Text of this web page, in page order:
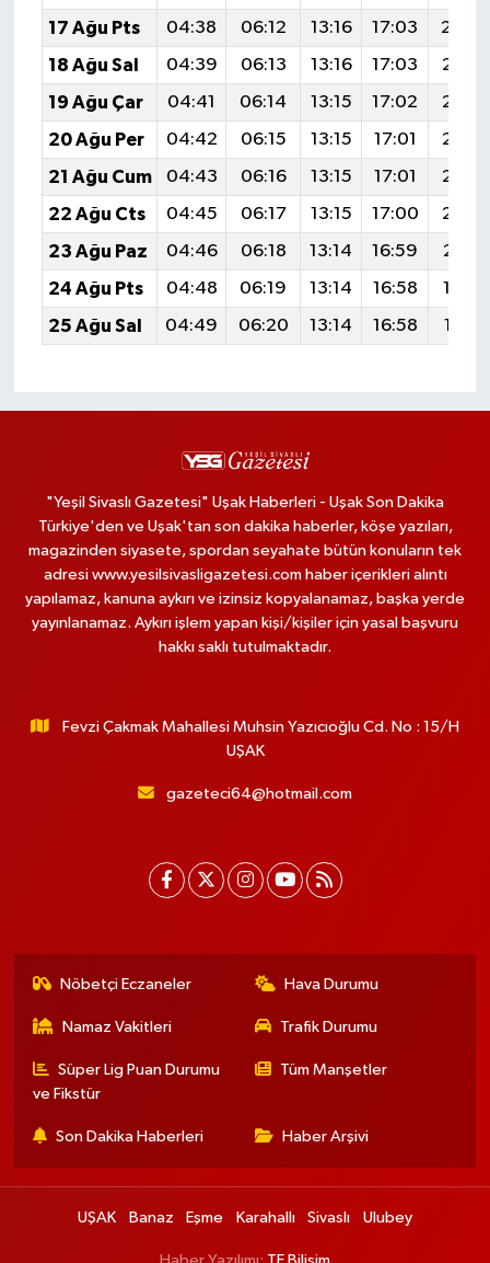
17 Ağu Pts
04:38 06:12 13:16 17:03
18 Ağu Sal
04:39 06:13 13:16 17:03
19 Ağu Çar
04:41 06:14 13:15 17:02
20 Ağu Per
04:42 06:15 13:15 17:01
21 Ağu Cum
04:43 06:16 13:15 17:01
22 Ağu Cts
04:45 06:17 13:15 17:00
23 Ağu Paz
04:46 06:18 13:14 16:59
20:01
24 Ağu Pts
04:48 06:19 13:14 16:58
19:59
25 Ağu Sal
04:49 06:20 13:14 16:58 19:58
"Yeşil Sivaslı Gazetesi" Uşak Haberleri - Uşak Son Dakika
Türkiye'den ve Uşak'tan son dakika haberler, köşe yazıları,
magazinden siyasete, spordan seyahate bütün konuların tek
adresi www.yesilsivasligazetesi.com haber içerikleri alıntı
yapılamaz, kanuna aykırı ve izinsiz kopyalanamaz, başka yerde
yayınlanamaz. Aykırı işlem yapan kişi/kişiler için yasal başvuru
hakkı saklı tutulmaktadır.
Fevzi Çakmak Mahallesi Muhsin Yazıcıoğlu Cd. No : 15/H
UŞAK
gazeteci64@hotmail.com
Nöbetçi Eczaneler Hava Durumu
Namaz Vakitleri Trafik Durumu
Süper Lig Puan Durumu
ve Fikstür
Tüm Manşetler
Son Dakika Haberleri Haber Arşivi
UŞAK Banaz Eşme Karahallı Sivaslı Ulubey